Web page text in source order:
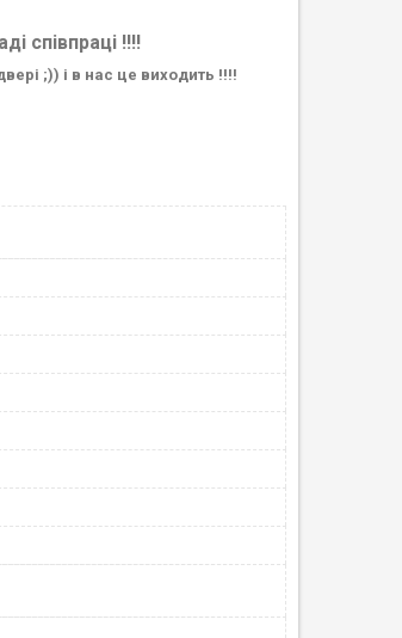
співпраці !!!!
;)) і в нас це виходить !!!!